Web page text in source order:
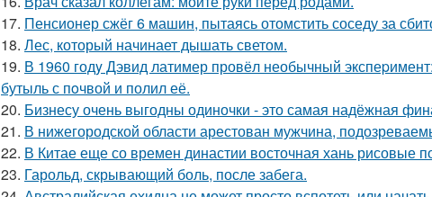
17. Пенсионер сжёг 6 машин, пытаясь отомстить соседу за
18. Лес, который начинает дышать светом.
19. В 1960 годy Дэвид латимер провёл необычный
бутыль с пoчвой и полил её.
20. Бизнесу очень выгодны одиночки - это самая надёжная
21. В нижегородской области арестован мужчина,
22. В Китае еще со времен династии восточная хань рисовые
23. Гарольд, скрывающий боль, после забега.